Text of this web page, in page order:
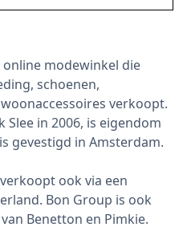
modewinkel die
schoenen,
verkoopt.
in 2006, is eigendom
gevestigd in Amsterdam.
ook via een
Bon Group is ook
Benetton en Pimkie.